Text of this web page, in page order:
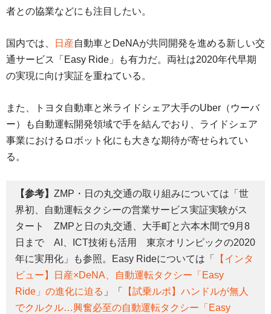
者との協業などにも注目したい。
国内では、 日産自動車とDeNAが共同開発を進める新しい交
通サービス「Easy Ride」も有力だ。両社は2020年代早期
の実現に向け実証を重ねている。
また、トヨタ自動車と米ライドシェア大手のUber（ウーバ
ー）も自動運転開発領域で手を結んでおり、ライドシェア
事業におけるロボット化にも大きな期待が寄せられてい
る。
【参考】 ZMP・日の丸交通の取り組みについては「世
界初、自動運転タクシーの営業サービス実証実験がス
タート ZMPと日の丸交通、大手町と六本木間で9月8
日まで AI、ICT技術も活用 東京オリンピックの2020
年に実用化」も参照。Easy Rideについては「
【インタ
ビュー】日産×DeNA、自動運転タクシー「Easy
Ride」の進化に迫る 」「
【試乗ルポ】ハンドルが無人
でクルクル…興奮必至の自動運転タクシー「Easy